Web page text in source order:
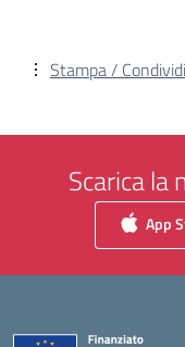
Stampa / Condividi
Scarica la
App